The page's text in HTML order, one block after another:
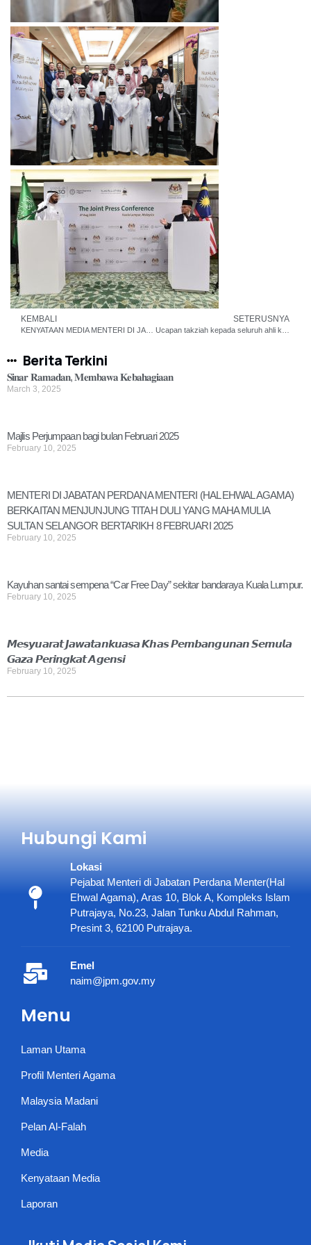
KEMBALI SETERUSNYA
Berita Terkini
𝐒𝐢𝐧𝐚𝐫 𝐑𝐚𝐦𝐚𝐝𝐚𝐧, 𝐌𝐞𝐦𝐛𝐚𝐰𝐚 𝐊𝐞𝐛𝐚𝐡𝐚𝐠𝐢𝐚𝐚𝐧
March 3, 2025
Majlis Perjumpaan bagi bulan Februari 2025
February 10, 2025
MENTERI DI JABATAN PERDANA MENTERI (HAL EHWAL AGAMA)
BERKAITAN MENJUNJUNG TITAH DULI YANG MAHA MULIA
SULTAN SELANGOR BERTARIKH 8 FEBRUARI 2025
February 10, 2025
Kayuhan santai sempena “Car Free Day” sekitar bandaraya Kuala Lumpur.
February 10, 2025
𝙈𝙚𝙨𝙮𝙪𝙖𝙧𝙖𝙩 𝙅𝙖𝙬𝙖𝙩𝙖𝙣𝙠𝙪𝙖𝙨𝙖 𝙆𝙝𝙖𝙨 𝙋𝙚𝙢𝙗𝙖𝙣𝙜𝙪𝙣𝙖𝙣 𝙎𝙚𝙢𝙪𝙡𝙖
𝙂𝙖𝙯𝙖 𝙋𝙚𝙧𝙞𝙣𝙜𝙠𝙖𝙩 𝘼𝙜𝙚𝙣𝙨𝙞
February 10, 2025
Hubungi Kami
Lokasi
Pejabat Menteri di Jabatan Perdana Menter(Hal
Ehwal Agama), Aras 10, Blok A, Kompleks Islam
Putrajaya, No.23, Jalan Tunku Abdul Rahman,
Presint 3, 62100 Putrajaya.
Emel
naim@jpm.gov.my
Menu
Laman Utama
Profil Menteri Agama
Malaysia Madani
Pelan Al-Falah
Media
Kenyataan Media
Laporan